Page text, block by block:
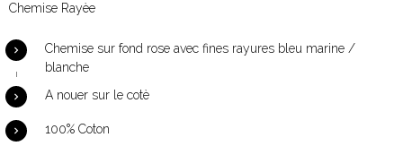
Chemise Rayèe
Chemise sur fond rose avec fines rayures bleu marine /
blanche
A nouer sur le cotè
100% Coton